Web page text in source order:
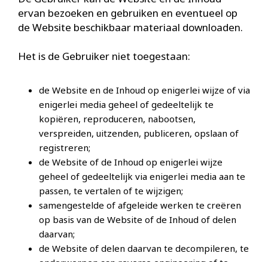
ervan bezoeken en gebruiken en eventueel op
de Website beschikbaar materiaal downloaden.
Het is de Gebruiker niet toegestaan:
de Website en de Inhoud op enigerlei wijze of via
enigerlei media geheel of gedeeltelijk te
kopiëren, reproduceren, nabootsen,
verspreiden, uitzenden, publiceren, opslaan of
registreren;
de Website of de Inhoud op enigerlei wijze
geheel of gedeeltelijk via enigerlei media aan te
passen, te vertalen of te wijzigen;
samengestelde of afgeleide werken te creëren
op basis van de Website of de Inhoud of delen
daarvan;
de Website of delen daarvan te decompileren, te